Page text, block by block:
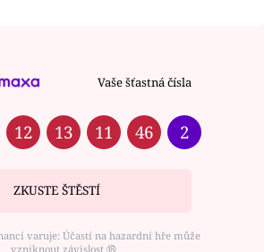
Vaše šťastná čísla
12 13 11 46 2
ZKUSTE ŠTĚSTÍ
varuje: Účastí na hazardní hře může
vzniknout závislost ⑱